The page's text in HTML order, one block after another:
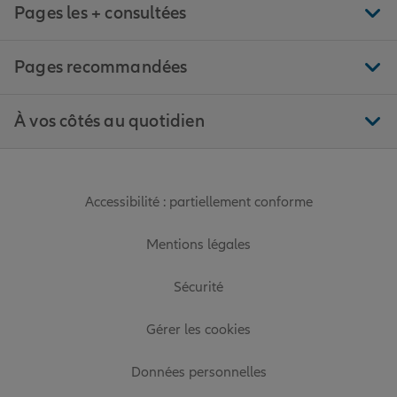
Pages les + consultées
Pages recommandées
À vos côtés au quotidien
Accessibilité : partiellement conforme
Mentions légales
Sécurité
Gérer les cookies
Données personnelles